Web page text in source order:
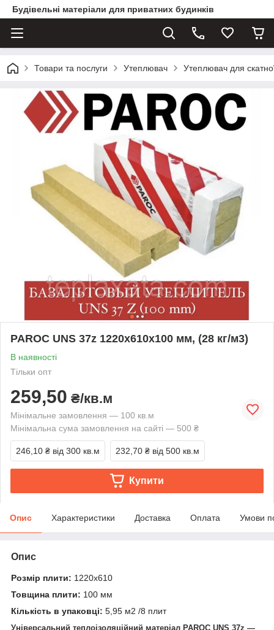
Будівельні матеріали для приватних будинків
Товари та послуги Утеплювач Утеплювач для
PAROC UNS 37z 1220х610х100 мм, (28 кг/м3)
В наявності
Тільки опт
259,50 ₴/кв.м
Мінімальне замовлення — 100 кв.м
Мінімальна сума замовлення на сайті — 500 ₴
246,10 ₴ від 300 кв.м 232,70 ₴ від 500 кв.м
Купити
Опис Характеристики Доставка Оплата Умови
Опис
Розмір плити: 1220х610
Товщина плити: 100 мм
Кількість в упаковці: 5,95 м2 /8 плит
Універсальний теплоізоляційний матеріал PAROC UNS 37z —